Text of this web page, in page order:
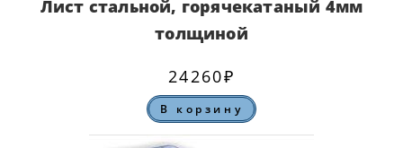
Лист стальной, горячекатаный 4мм
толщиной
24260₽
В корзину